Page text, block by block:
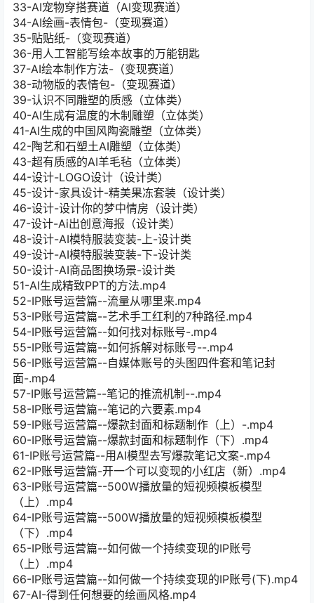
33-AI宠物穿搭赛道（AI变现赛道）
34-AI绘画-表情包-（变现赛道）
35-贴贴纸-（变现赛道）
36-用人工智能写绘本故事的万能钥匙
37-AI绘本制作方法-（变现赛道）
38-动物版的表情包-（变现赛道）
39-认识不同雕塑的质感（立体类）
40-AI生成有温度的木制雕塑（立体类）
41-AI生成的中国风陶瓷雕塑（立体类）
42-陶艺和石塑土AI雕塑（立体类）
43-超有质感的AI羊毛毡（立体类）
44-设计-LOGO设计（设计类）
45-设计-家具设计-精美果冻套装（设计类）
46-设计-设计你的梦中情房（设计类）
47-设计-Ai出创意海报（设计类）
48-设计-AI模特服装变装-上-设计类
49-设计-AI模特服装变装-下-设计类
50-设计-AI商品图换场景-设计类
51-AI生成精致PPT的方法.mp4
52-IP账号运营篇--流量从哪里来.mp4
53-IP账号运营篇--艺术手工红利的7种路径.mp4
54-IP账号运营篇--如何找对标账号-.mp4
55-IP账号运营篇--如何拆解对标账号--.mp4
56-IP账号运营篇--自媒体账号的头图四件套和笔记封
面-.mp4
57-IP账号运营篇--笔记的推流机制--.mp4
58-IP账号运营篇--笔记的六要素.mp4
59-IP账号运营篇--爆款封面和标题制作（上）-.mp4
60-IP账号运营篇--爆款封面和标题制作（下）.mp4
61-IP账号运营篇--用AI模型去写爆款笔记文案-.mp4
62-IP账号运营篇-开一个可以变现的小红店（新）.mp4
63-IP账号运营篇--500W播放量的短视频模板模型
（上）.mp4
64-IP账号运营篇--500W播放量的短视频模板模型
（下）.mp4
65-IP账号运营篇--如何做一个持续变现的IP账号
（上）.mp4
66-IP账号运营篇--如何做一个持续变现的IP账号(下).mp4
67-AI-得到任何想要的绘画风格.mp4